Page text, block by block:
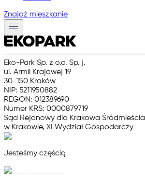
Znajdź mieszkanie
Eko-Park Sp. z o.o. Sp. j.
ul. Armii Krajowej 19
30-150 Kraków
NIP: 5211950882
REGON: 012389690
Numer KRS: 0000879719
Sąd Rejonowy dla Krakowa Śródmieścia
w Krakowie, XI Wydział Gospodarczy
Jesteśmy częścią